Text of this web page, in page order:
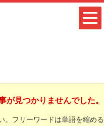
が見つかりませんでした。
。フリーワードは単語を縮める